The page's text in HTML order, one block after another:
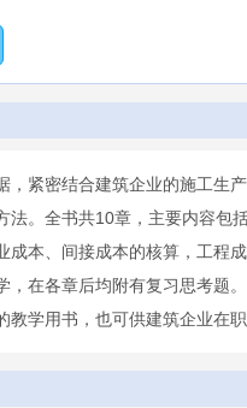
紧密结合建筑企业的施工生
。全书共10章，主要内容包
本、间接成本的核算，工程
在各章后均附有复习思考题。
学用书，也可供建筑企业在职